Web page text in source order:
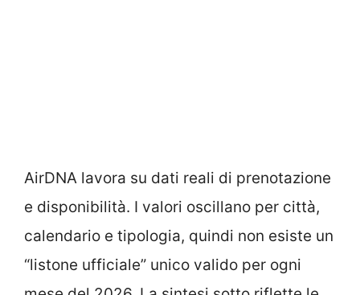
AirDNA lavora su dati reali di prenotazione
e disponibilità. I valori oscillano per città,
calendario e tipologia, quindi non esiste un
“listone ufficiale” unico valido per ogni